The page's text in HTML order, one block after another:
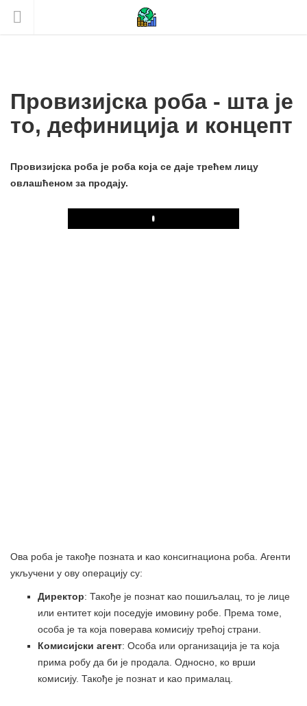
Провизијска роба - шта је
то, дефиниција и концепт
Провизијска роба је роба која се даје трећем лицу
овлашћеном за продају.
Play
Ова роба је такође позната и као консигнациона роба. Агенти
укључени у ову операцију су:
Директор: Такође је познат као пошиљалац, то је лице
или ентитет који поседује имовину робе. Према томе,
особа је та која поверава комисију трећој страни.
Комисијски агент: Особа или организација је та која
прима робу да би је продала. Односно, ко врши
комисију. Такође је познат и као прималац.